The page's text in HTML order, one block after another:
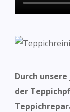
Durch
der